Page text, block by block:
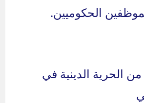
الحرية الدينية في